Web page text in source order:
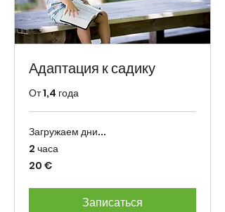
Адаптация к садику
От 1,4 года
Загружаем дни...
2 часа
20
eurot
20 €
Записаться